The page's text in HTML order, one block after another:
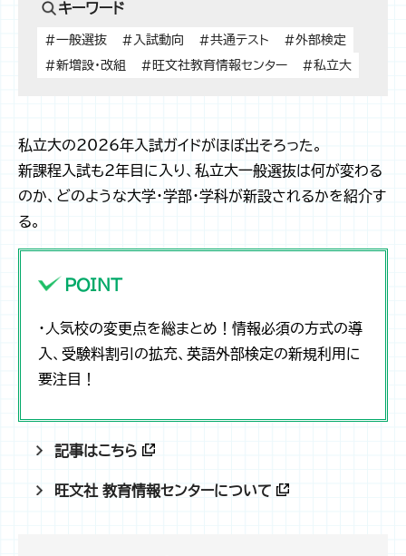
キーワード
#一般選抜 #入試動向 #共通テスト
#外部検定
#新増設・改組
#旺文社教育情報センター #私立大
私立大の2026年入試ガイドがほぼ出そろった。
新課程入試も2年目に入り、私立大一般選抜は何が変わる
のか、どのような大学・学部・学科が新設されるかを紹介す
る。
POINT
・人気校の変更点を総まとめ！情報必須の方式の導
入、受験料割引の拡充、英語外部検定の新規利用に
要注目！
記事はこちら
旺文社 教育情報センターについて